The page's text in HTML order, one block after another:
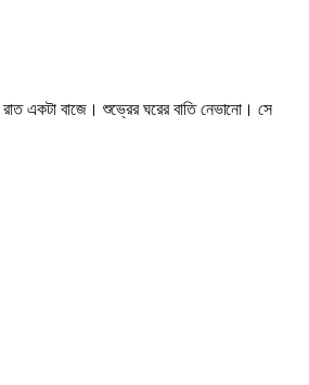
একটা বাজে। শুভ্রের ঘরের বাতি নেভানো। সে